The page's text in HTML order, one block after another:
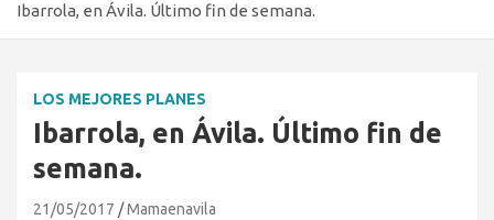
Ibarrola, en Ávila. Último fin de semana.
LOS MEJORES PLANES
Ibarrola, en Ávila. Último fin de
semana.
21/05/2017 Mamaenavila